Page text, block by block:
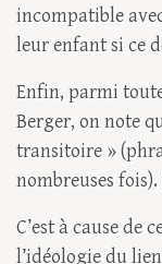
incompatible
leur enfant si ce
Enfin, parmi
Berger, on note
transitoire »
nombreuses fois).
C’est à cause de
l’idéologie du